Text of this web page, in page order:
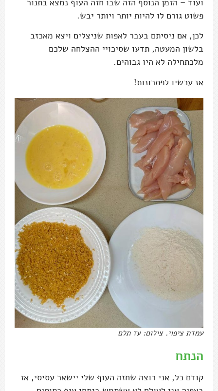
ועוד – הזמן הנוסף הזה שבו חזה העוף נמצא בתנור
פשוט גורם לו להיות יותר ויותר יבש.
לכן, אם ניסיתם בעבר לאפות שניצלים ויצא מאכזב
בלשון המעטה, תדעו שסיכויי ההצלחה שלכם
מלכתחילה לא היו גבוהים.
אז עכשיו לפתרונות!
עמדת ציפוי. צילום: עז תלם
הנתח
קודם כל, אני רוצה שחזה העוף שלי יישאר עסיסי, אז